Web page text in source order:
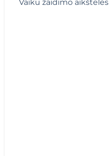
Vaiku žaidimo aikštelės